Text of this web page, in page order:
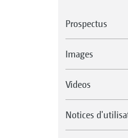
Prospectus
Images
Videos
Notices